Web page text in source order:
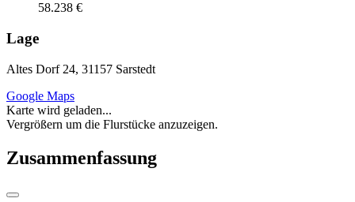
58.238 €
Lage
Altes Dorf 24, 31157 Sarstedt
Google Maps
Karte wird geladen...
Vergrößern um die Flurstücke anzuzeigen.
Zusammenfassung